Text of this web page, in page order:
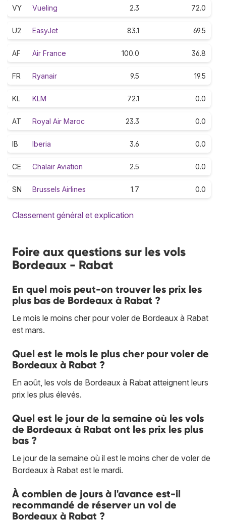
VY Vueling 2.3 72.0
U2 EasyJet 83.1 69.5
AF Air France 100.0 36.8
FR Ryanair 9.5 19.5
KL KLM 72.1 0.0
AT Royal Air Maroc 23.3 0.0
IB Iberia 3.6 0.0
CE Chalair Aviation 2.5 0.0
SN Brussels Airlines 1.7 0.0
Classement général et explication
Foire aux questions sur les vols
Bordeaux - Rabat
En quel mois peut-on trouver les prix les
plus bas de Bordeaux à Rabat ?
Le mois le moins cher pour voler de Bordeaux à Rabat
est mars.
Quel est le mois le plus cher pour voler de
Bordeaux à Rabat ?
En août, les vols de Bordeaux à Rabat atteignent leurs
prix les plus élevés.
Quel est le jour de la semaine où les vols
de Bordeaux à Rabat ont les prix les plus
bas ?
Le jour de la semaine où il est le moins cher de voler de
Bordeaux à Rabat est le mardi.
À combien de jours à l'avance est-il
recommandé de réserver un vol de
Bordeaux à Rabat ?